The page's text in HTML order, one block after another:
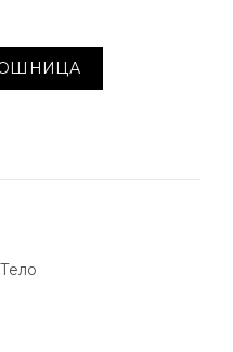
стапала од Змиска маст
Тело